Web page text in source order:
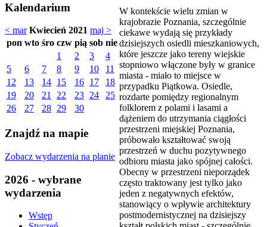
Kalendarium
< mar Kwiecień 2021 maj >
pon wto śro czw pią sob nie
1
2 3
4
5
6 7 8 9 10
11
12
13 14 15 16 17
18
19
20 21 22 23 24
25
26
27 28 29 30
Znajdź na mapie
Zobacz wydarzenia na planie
2026 - wybrane
wydarzenia
Wstęp
W kontekście wielu zmian w
krajobrazie Poznania, szczególnie
ciekawe wydają się przykłady
dzisiejszych osiedli mieszkaniowych,
które jeszcze jako tereny wiejskie
stopniowo włączone były w granice
miasta - miało to miejsce w
przypadku Piątkowa. Osiedle,
rozdarte pomiędzy regionalnym
folklorem z polami i lasami a
dążeniem do utrzymania ciągłości
przestrzeni miejskiej Poznania,
próbowało kształtować swoją
przestrzeń w duchu pozytywnego
odbioru miasta jako spójnej całości.
Obecny w przestrzeni nieporządek
często traktowany jest tylko jako
jeden z negatywnych efektów,
stanowiący o wpływie architektury
postmodernistycznej na dzisiejszy